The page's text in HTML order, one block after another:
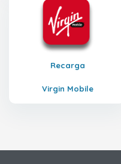
Recarga
Virgin Mobile